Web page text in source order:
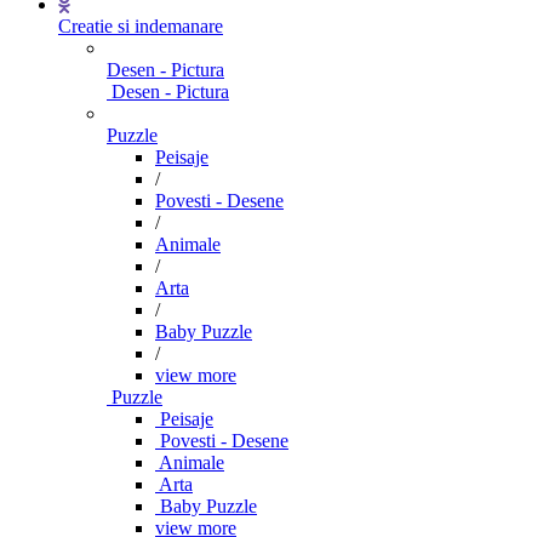
Creatie si indemanare
Desen - Pictura
Desen - Pictura
Puzzle
Peisaje
/
Povesti - Desene
/
Animale
/
Arta
/
Baby Puzzle
/
view more
Puzzle
Peisaje
Povesti - Desene
Animale
Arta
Baby Puzzle
view more